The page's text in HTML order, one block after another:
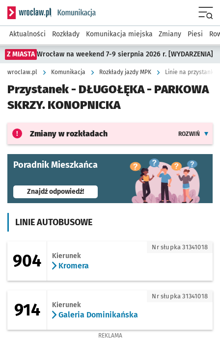
Serwis informacyjny wroclaw.pl podserwis: Komunikacja
Aktualności Rozkłady Komunikacja miejska Zmiany Piesi
Z MIASTA Wrocław na weekend 7-9 sierpnia 2026 r. [WYDARZENIA]
wroclaw.pl Komunikacja Rozkłady jazdy MPK Linie na przystanku
Przystanek - DŁUGOŁĘKA - PARKOWA
SKRZY. KONOPNICKA
Zmiany w rozkładach ROZWIŃ
Poradnik Mieszkańca
Znajdź odpowiedź!- otworzy się w nowej karcie
LINIE AUTOBUSOWE
904 Kierunek
Kromera
Nr słupka 31341018
914 - kierunek Galeria Dominikańska
914 Kierunek
Galeria Dominikańska
Nr słupka 31341018
REKLAMA